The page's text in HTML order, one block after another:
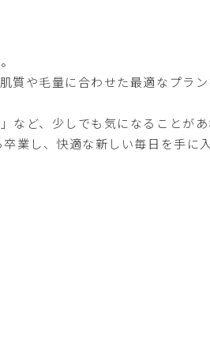
や毛量に合わせた最適なプラン
など、少しでも気になることが
業し、快適な新しい毎日を手に